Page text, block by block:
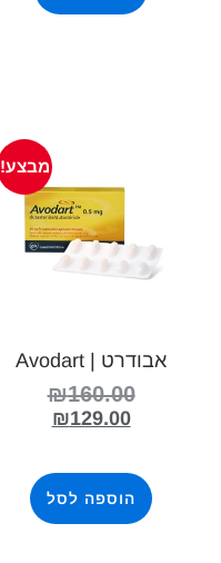
מבצע!
אבודרט | Avodart
₪160.00
₪129.00
הוספה לסל